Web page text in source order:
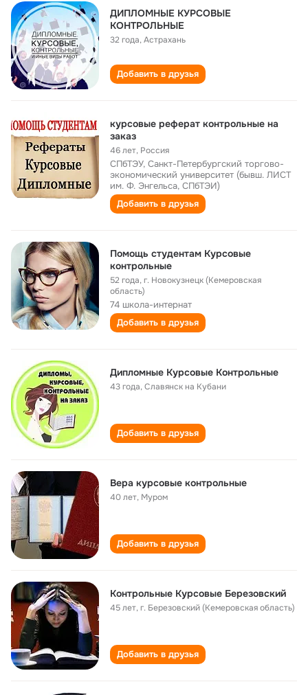
ДИПЛОМНЫЕ КУРСОВЫЕ
КОНТРОЛЬНЫЕ
32 года,Астрахань
Добавить в друзья
курсовые реферат контрольные на
заказ
46 лет, Россия
СПбТЭУ, Санкт-Петербургский торгово-
экономический университет (бывш. ЛИСТ
им. Ф. Энгельса, СПбТЭИ)
Добавить в друзья
Помощь студентам Курсовые
контрольные
52 года,г. Новокузнецк (Кемеровская
область)
74 школа-интернат
Добавить в друзья
Дипломные Курсовые Контрольные
43 года,Славянск на Кубани
Добавить в друзья
Вера курсовые контрольные
40 лет, Муром
Добавить в друзья
Контрольные Курсовые Березовский
45 лет,г. Березовский (Кемеровская область)
Добавить в друзья